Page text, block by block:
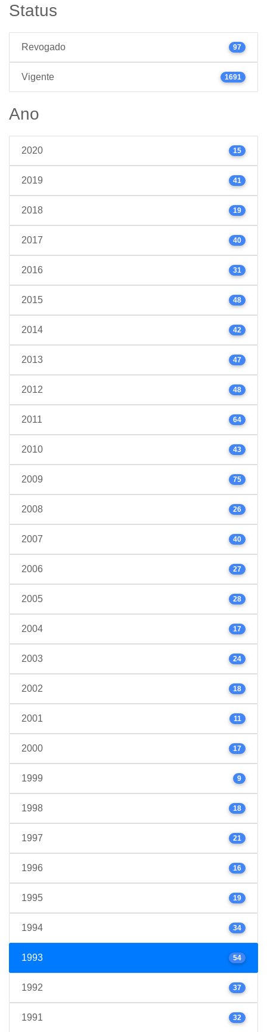
Status
Revogado 97
Vigente 1691
Ano
2020 15
2019 41
2018 19
2017 40
2016 31
2015 48
2014 42
2013 47
2012 48
2011 64
2010 43
2009 75
2008 26
2007 40
2006 27
2005 28
2004 17
2003 24
2002 18
2001 11
2000 17
1999 9
1998 18
1997 21
1996 16
1995 19
1994 34
1993 54
1992 37
1991 32